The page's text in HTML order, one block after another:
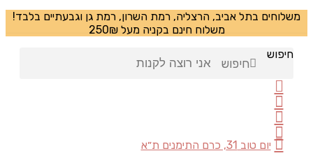
משלוחים בתל אביב, הרצליה, רמת השרון, רמת גן וגבעתיים בלבד!
משלוח חינם בקניה מעל 250₪
חיפוש
חיפוש
יום טוב 31, כרם התימנים ת״א